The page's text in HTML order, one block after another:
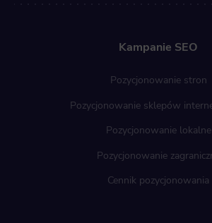
Kampanie SEO
Pozycjonowanie stron
Pozycjonowanie sklepów
Pozycjonowanie lokalne
Pozycjonowanie
Cennik pozycjonowania